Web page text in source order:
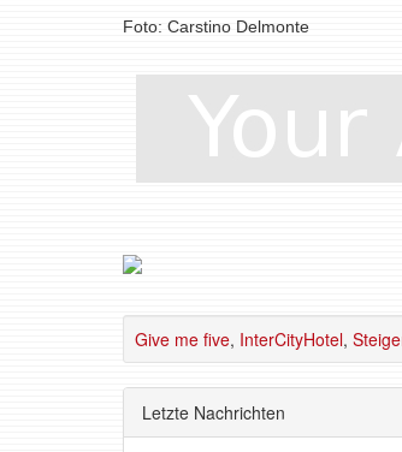
Foto: Carstino Delmonte
Give me five, InterCityHotel,
Letzte Nachrichten